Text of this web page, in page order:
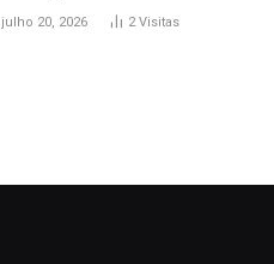
julho 20, 2026 2 Visitas